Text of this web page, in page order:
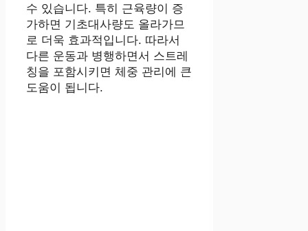
수 있습니다. 특히 근육량이 증
가하면 기초대사량도 올라가므
로 더욱 효과적입니다. 따라서
다른 운동과 병행하면서 스트레
칭을 포함시키면 체중 관리에 큰
도움이 됩니다.